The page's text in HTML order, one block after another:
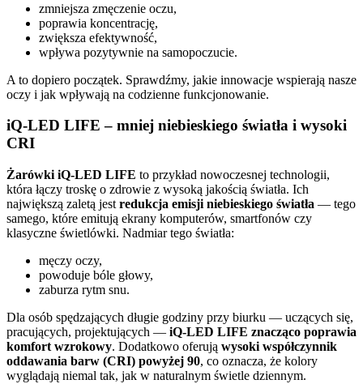
zmniejsza zmęczenie oczu,
poprawia koncentrację,
zwiększa efektywność,
wpływa pozytywnie na samopoczucie.
A to dopiero początek. Sprawdźmy, jakie innowacje wspierają nasze
oczy i jak wpływają na codzienne funkcjonowanie.
iQ-LED LIFE – mniej niebieskiego światła i wysoki
CRI
Żarówki iQ-LED LIFE to przykład nowoczesnej technologii,
która łączy troskę o zdrowie z wysoką jakością światła. Ich
największą zaletą jest redukcja emisji niebieskiego światła — tego
samego, które emitują ekrany komputerów, smartfonów czy
klasyczne świetlówki. Nadmiar tego światła:
męczy oczy,
powoduje bóle głowy,
zaburza rytm snu.
Dla osób spędzających długie godziny przy biurku — uczących się,
pracujących, projektujących — iQ-LED LIFE znacząco poprawia
komfort wzrokowy. Dodatkowo oferują wysoki współczynnik
oddawania barw (CRI) powyżej 90, co oznacza, że kolory
wyglądają niemal tak, jak w naturalnym świetle dziennym.